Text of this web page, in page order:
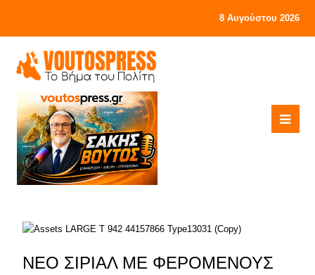
8 Αυγούστου 2026
NΕΟ ΣΙΡΙΑΛ ΜΕ ΦΕΡΟΜΕΝΟΥΣ